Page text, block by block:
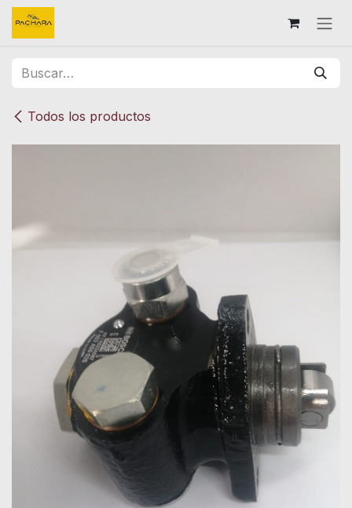
Ir al contenido
Todos los productos